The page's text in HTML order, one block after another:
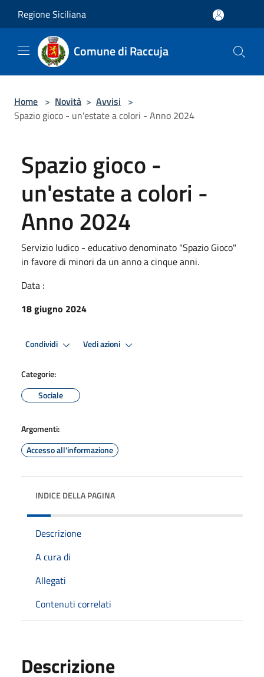
Regione Siciliana
Comune di Raccuja
Home > Novità > Avvisi >
Spazio gioco - un'estate a colori - Anno 2024
Spazio gioco -
un'estate a colori -
Anno 2024
Servizio ludico - educativo denominato "Spazio Gioco"
in favore di minori da un anno a cinque anni.
Data :
18 giugno 2024
Condividi Vedi azioni
Categorie:
Sociale
Argomenti:
Accesso all'informazione
INDICE DELLA PAGINA
Descrizione
A cura di
Allegati
Contenuti correlati
Descrizione